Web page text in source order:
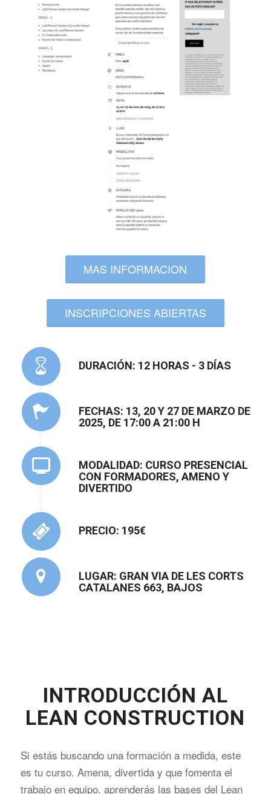
MAS INFORMACION
INSCRIPCIONES ABIERTAS
DURACIÓN: 12 HORAS - 3 DÍAS
FECHAS: 13, 20 Y 27 DE MARZO DE
2025, DE 17:00 A 21:00 H
MODALIDAD: CURSO PRESENCIAL
CON FORMADORES, AMENO Y
DIVERTIDO
PRECIO: 195€
LUGAR: GRAN VIA DE LES CORTS
CATALANES 663, BAJOS
INTRODUCCIÓN AL
LEAN CONSTRUCTION
Si estás buscando una formación a medida, este
es tu curso. Amena, divertida y que fomenta el
trabajo en equipo, aprenderás las bases del Lean